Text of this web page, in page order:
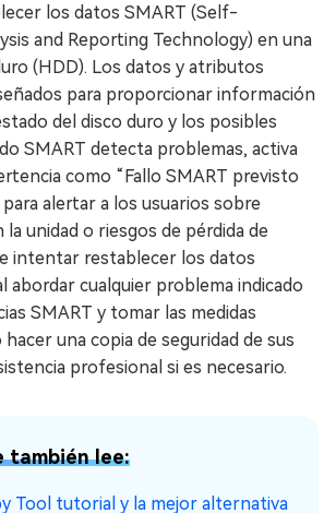
los datos SMART (Self-
and Reporting Technology) en una
(HDD). Los datos y atributos
para proporcionar información
del disco duro y los posibles
SMART detecta problemas, activa
como “Fallo SMART previsto
alertar a los usuarios sobre
unidad o riesgos de pérdida de
intentar restablecer los datos
abordar cualquier problema indicado
SMART y tomar las medidas
hacer una copia de seguridad de sus
profesional si es necesario.
también lee:
Tool tutorial y la mejor alternativa